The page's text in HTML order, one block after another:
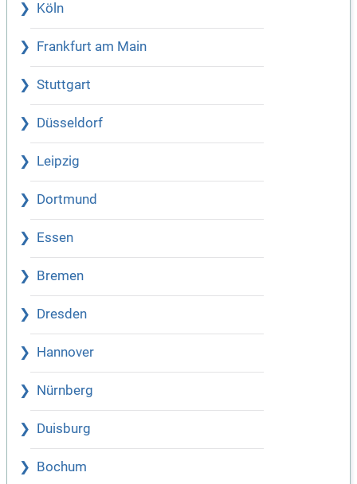
Köln
Frankfurt am Main
Stuttgart
Düsseldorf
Leipzig
Dortmund
Essen
Bremen
Dresden
Hannover
Nürnberg
Duisburg
Bochum